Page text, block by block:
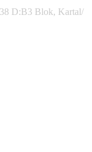
D:B3 Blok, Kartal/